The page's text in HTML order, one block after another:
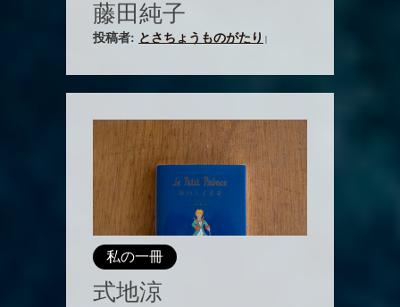
藤田純子
投稿者: とさちょうものがたり
私の一冊
式地涼